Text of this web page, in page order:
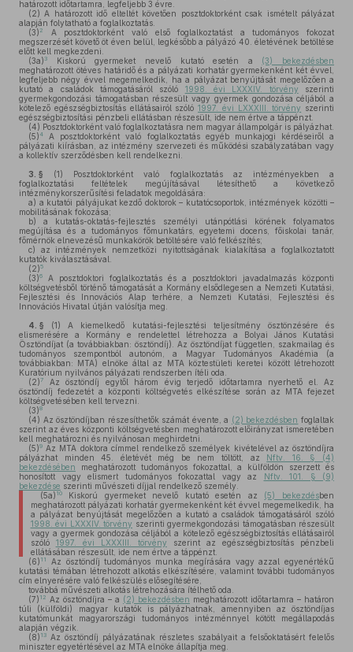
határozott időtartamra, legfeljebb 3 évre.
(2) A határozott idő elteltét követően posztdoktorként csak ismételt pályázat
alapján folytatható a foglalkoztatás.
(3) 2
A posztdoktorként való első foglalkoztatást a tudományos fokozat
megszerzését követő öt éven belül, legkésőbb a pályázó 40. életévének betöltése
előtt kell megkezdeni.
(3a) 3 Kiskorú gyermeket nevelő kutató esetén a (3) bekezdésben
meghatározott ötéves határidő és a pályázati korhatár gyermekenként két évvel,
legfeljebb négy évvel megemelkedik, ha a pályázat benyújtását megelőzően a
kutató a családok támogatásáról szóló 1998. évi LXXXIV. törvény szerinti
gyermekgondozási támogatásban részesült vagy gyermek gondozása céljából a
kötelező egészségbiztosítás ellátásairól szóló 1997. évi LXXXIII. törvény szerinti
egészségbiztosítási pénzbeli ellátásban részesült, ide nem értve a táppénzt.
(4) Posztdoktorként való foglalkoztatásra nem magyar állampolgár is pályázhat.
(5)4
A posztdoktorként való foglalkoztatás egyéb munkajogi kérdéseiről a
pályázati kiírásban, az intézmény szervezeti és működési szabályzatában vagy
a kollektív szerződésben kell rendelkezni.
3. § (1) Posztdoktorként való foglalkoztatás az intézményekben a
foglalkoztatási feltételek megújításával létesíthető a következő
intézménykorszerűsítési feladatok megoldására:
a) a kutatói pályájukat kezdő doktorok – kutatócsoportok, intézmények közötti –
mobilitásának fokozása;
b) a kutatás-oktatás-fejlesztés személyi utánpótlási körének folyamatos
megújítása és a tudományos főmunkatárs, egyetemi docens, főiskolai tanár,
főmérnök elnevezésű munkakörök betöltésére való felkészítés;
c) az intézmények nemzetközi nyitottságának kialakítása a foglalkoztatott
kutatók kiválasztásával.
(2)5
(3)6
A posztdoktori foglalkoztatás és a posztdoktori javadalmazás központi
költségvetésből történő támogatását a Kormány elsődlegesen a Nemzeti Kutatási,
Fejlesztési és Innovációs Alap terhére, a Nemzeti Kutatási, Fejlesztési és
Innovációs Hivatal útján valósítja meg.
4. § (1) A kiemelkedő kutatási-fejlesztési teljesítmény ösztönzésére és
elismerésére a Kormány e rendelettel létrehozza a Bolyai János Kutatási
Ösztöndíjat (a továbbiakban: ösztöndíj). Az ösztöndíjat független, szakmailag és
tudományos szempontból autonóm, a Magyar Tudományos Akadémia (a
továbbiakban: MTA) elnöke által az MTA köztestületi keretei között létrehozott
Kuratórium nyilvános pályázati rendszerben ítéli oda.
(2)7
Az ösztöndíj egytől három évig terjedő időtartamra nyerhető el. Az
ösztöndíj fedezetét a központi költségvetés elkészítése során az MTA fejezet
költségvetésében kell tervezni.
(3)8
(4) Az ösztöndíjban részesíthetők számát évente, a (2) bekezdésben foglaltak
szerint az éves központi költségvetésben meghatározott előirányzat ismeretében
kell meghatározni és nyilvánosan meghirdetni.
(5)9 Az MTA doktora címmel rendelkező személyek kivételével az ösztöndíjra
pályázhat minden 45. életévét még be nem töltött, az Nftv. 16. § (4)
bekezdésében meghatározott tudományos fokozattal, a külföldön szerzett és
honosított vagy elismert tudományos fokozattal vagy az
Nftv. 101. § (9)
bekezdése szerinti művészeti díjjal rendelkező személy.
(5a) 10Kiskorú gyermeket nevelő kutató esetén az (5) bekezdésben
meghatározott pályázati korhatár gyermekenként két évvel megemelkedik, ha
a pályázat benyújtását megelőzően a kutató a családok támogatásáról szóló
1998. évi LXXXIV. törvény szerinti gyermekgondozási támogatásban részesült
vagy a gyermek gondozása céljából a kötelező egészségbiztosítás ellátásairól
szóló 1997. évi LXXXIII. törvény szerint az egészségbiztosítás pénzbeli
ellátásában részesült, ide nem értve a táppénzt.
(6) 11
Az ösztöndíj tudományos munka megírására vagy azzal egyenértékű
kutatási témában létrehozott alkotás elkészítésére, valamint további tudományos
cím elnyerésére való felkészülés elősegítésére,
továbbá művészeti alkotás létrehozására ítélhető oda.
(7) 12 Az ösztöndíjra – a (2) bekezdésben meghatározott időtartamra – határon
túli (külföldi) magyar kutatók is pályázhatnak, amennyiben az ösztöndíjas
kutatómunkát magyarországi tudományos intézménnyel kötött megállapodás
alapján végzik.
(8) 13 Az ösztöndíj pályázatának részletes szabályait a felsőoktatásért felelős
miniszter egyetértésével az MTA elnöke állapítja meg.